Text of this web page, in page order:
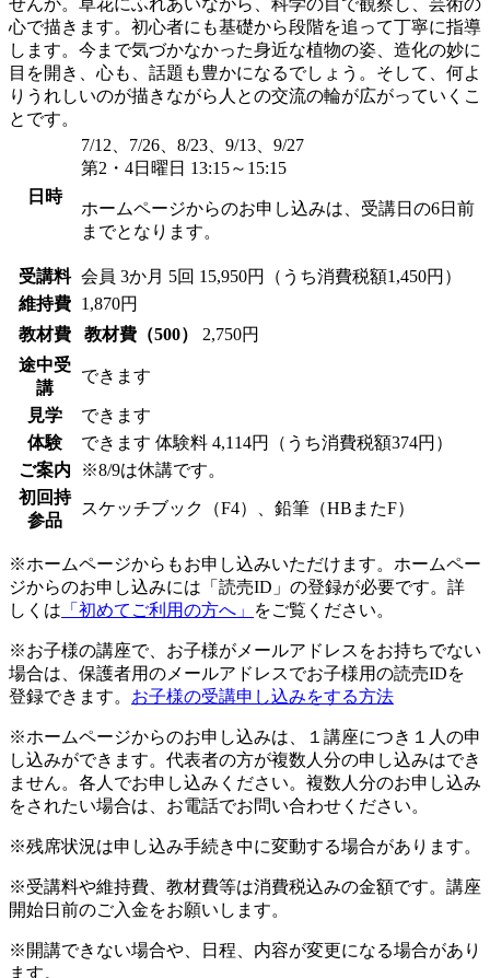
心で描きます。初心者にも基礎から段階を追って丁寧に指導
します。今まで気づかなかった身近な植物の姿、造化の妙に
目を開き、心も、話題も豊かになるでしょう。そして、何よ
りうれしいのが描きながら人との交流の輪が広がっていくこ
とです。
日時
7/12、7/26、8/23、9/13、9/27
第2・4日曜日 13:15～15:15
ホームページからのお申し込みは、受講日の6日前
までとなります。
受講料 会員 3か月 5回 15,950円（うち消費税額1,450円）
維持費
1,870円
教材費
教材費（500）
2,750円
途中受
講
できます
見学
できます
体験
できます 体験料 4,114円（うち消費税額374円）
ご案内
※8/9は休講です。
初回持
参品
スケッチブック（F4）、鉛筆（HBまたF）
※ホームページからもお申し込みいただけます。ホームペー
ジからのお申し込みには「読売ID」の登録が必要です。詳
しくは 「初めてご利用の方へ」 をご覧ください。
※お子様の講座で、お子様がメールアドレスをお持ちでない
場合は、保護者用のメールアドレスでお子様用の読売IDを
登録できます。 お子様の受講申し込みをする方法
※ホームページからのお申し込みは、１講座につき１人の申
し込みができます。代表者の方が複数人分の申し込みはでき
ません。各人でお申し込みください。複数人分のお申し込み
をされたい場合は、お電話でお問い合わせください。
※残席状況は申し込み手続き中に変動する場合があります。
※受講料や維持費、教材費等は消費税込みの金額です。講座
開始日前のご入金をお願いします。
※開講できない場合や、日程、内容が変更になる場合があり
ます。